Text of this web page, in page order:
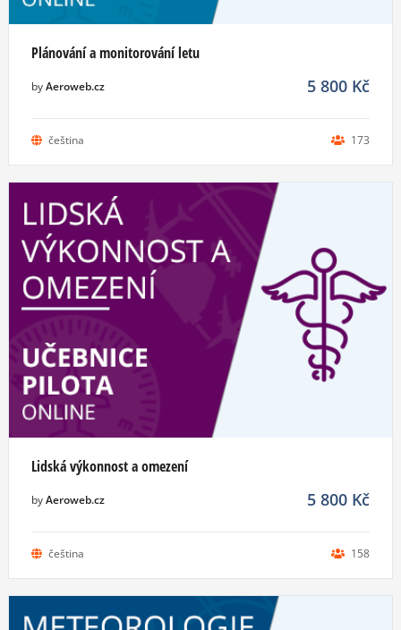
Plánování a monitorování letu
byAeroweb.cz 5 800 Kč
čeština 173
Lidská výkonnost a omezení
byAeroweb.cz 5 800 Kč
čeština 158